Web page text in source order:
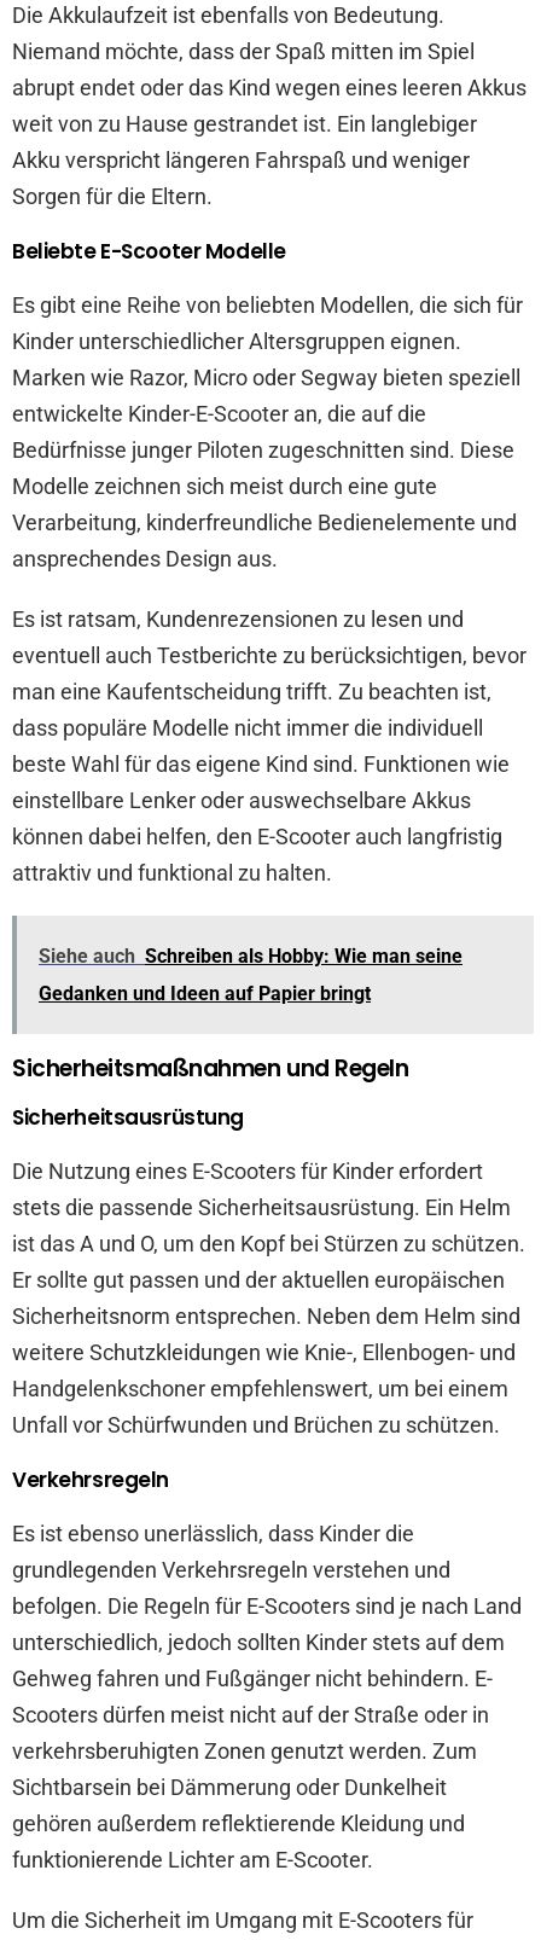
Die Akkulaufzeit ist ebenfalls von Bedeutung.
Niemand möchte, dass der Spaß mitten im Spiel
abrupt endet oder das Kind wegen eines leeren Akkus
weit von zu Hause gestrandet ist. Ein langlebiger
Akku verspricht längeren Fahrspaß und weniger
Sorgen für die Eltern.
Beliebte E-Scooter Modelle
Es gibt eine Reihe von beliebten Modellen, die sich für
Kinder unterschiedlicher Altersgruppen eignen.
Marken wie Razor, Micro oder Segway bieten speziell
entwickelte Kinder-E-Scooter an, die auf die
Bedürfnisse junger Piloten zugeschnitten sind. Diese
Modelle zeichnen sich meist durch eine gute
Verarbeitung, kinderfreundliche Bedienelemente und
ansprechendes Design aus.
Es ist ratsam, Kundenrezensionen zu lesen und
eventuell auch Testberichte zu berücksichtigen, bevor
man eine Kaufentscheidung trifft. Zu beachten ist,
dass populäre Modelle nicht immer die individuell
beste Wahl für das eigene Kind sind. Funktionen wie
einstellbare Lenker oder auswechselbare Akkus
können dabei helfen, den E-Scooter auch langfristig
attraktiv und funktional zu halten.
Siehe auch Schreiben als Hobby: Wie man seine
Gedanken und Ideen auf Papier bringt
Sicherheitsmaßnahmen und Regeln
Sicherheitsausrüstung
Die Nutzung eines E-Scooters für Kinder erfordert
stets die passende Sicherheitsausrüstung. Ein Helm
ist das A und O, um den Kopf bei Stürzen zu schützen.
Er sollte gut passen und der aktuellen europäischen
Sicherheitsnorm entsprechen. Neben dem Helm sind
weitere Schutzkleidungen wie Knie-, Ellenbogen- und
Handgelenkschoner empfehlenswert, um bei einem
Unfall vor Schürfwunden und Brüchen zu schützen.
Verkehrsregeln
Es ist ebenso unerlässlich, dass Kinder die
grundlegenden Verkehrsregeln verstehen und
befolgen. Die Regeln für E-Scooters sind je nach Land
unterschiedlich, jedoch sollten Kinder stets auf dem
Gehweg fahren und Fußgänger nicht behindern. E-
Scooters dürfen meist nicht auf der Straße oder in
verkehrsberuhigten Zonen genutzt werden. Zum
Sichtbarsein bei Dämmerung oder Dunkelheit
gehören außerdem reflektierende Kleidung und
funktionierende Lichter am E-Scooter.
Um die Sicherheit im Umgang mit E-Scooters für